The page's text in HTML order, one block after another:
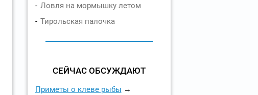
Ловля на мормышку летом
Тирольская палочка
СЕЙЧАС ОБСУЖДАЮТ
Приметы о клеве рыбы